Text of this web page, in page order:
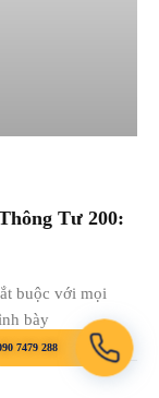
Tư 200:
buộc với mọi
bày
7479 288